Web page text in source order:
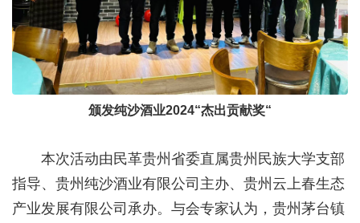
颁发纯沙酒业2024“杰出贡献奖“
本次活动由民革贵州省委直属贵州民族大学支部
指导、贵州纯沙酒业有限公司主办、贵州云上春生态
产业发展有限公司承办。与会专家认为，贵州茅台镇